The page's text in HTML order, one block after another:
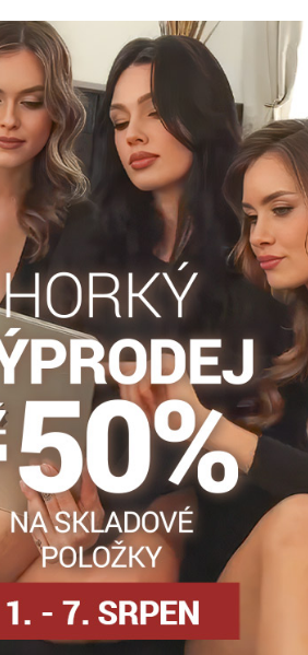
Recenze Diskuse
lemem.
Silonkové ponožky
BlueskyPinterestRedditLinkedIn WhatsApp
E-
mail